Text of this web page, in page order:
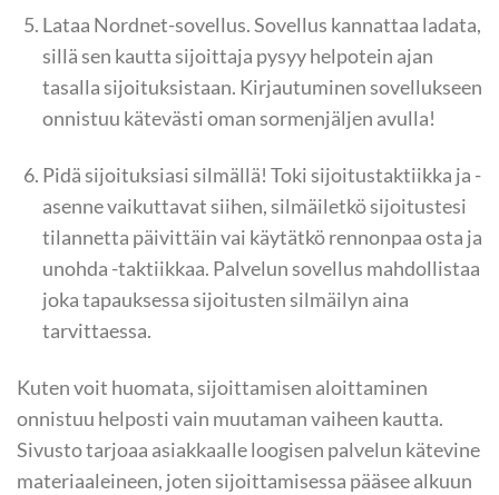
Lataa Nordnet-sovellus. Sovellus kannattaa ladata,
sillä sen kautta sijoittaja pysyy helpotein ajan
tasalla sijoituksistaan. Kirjautuminen sovellukseen
onnistuu kätevästi oman sormenjäljen avulla!
Pidä sijoituksiasi silmällä! Toki sijoitustaktiikka ja -
asenne vaikuttavat siihen, silmäiletkö sijoitustesi
tilannetta päivittäin vai käytätkö rennonpaa osta ja
unohda -taktiikkaa. Palvelun sovellus mahdollistaa
joka tapauksessa sijoitusten silmäilyn aina
tarvittaessa.
Kuten voit huomata, sijoittamisen aloittaminen
onnistuu helposti vain muutaman vaiheen kautta.
Sivusto tarjoaa asiakkaalle loogisen palvelun kätevine
materiaaleineen, joten sijoittamisessa pääsee alkuun